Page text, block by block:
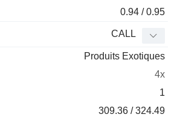
0.94 / 0.95
CALL
Produits Exotiques
4x
1
309.36 / 324.49